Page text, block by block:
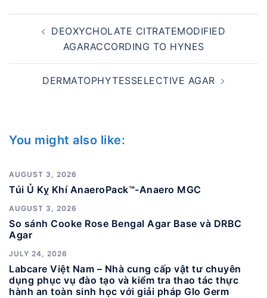
navigationDEOXYCHOLATE CITRATEMODIFIED
AGARACCORDING TO HYNES
DERMATOPHYTESSELECTIVE AGAR
You might also like:
AUGUST 3, 2026
Túi Ủ Kỵ Khí AnaeroPack™-Anaero MGC
AUGUST 3, 2026
So sánh Cooke Rose Bengal Agar Base và DRBC
Agar
JULY 24, 2026
Labcare Việt Nam – Nhà cung cấp vật tư chuyên
dụng phục vụ đào tạo và kiểm tra thao tác thực
hành an toàn sinh học với giải pháp Glo Germ